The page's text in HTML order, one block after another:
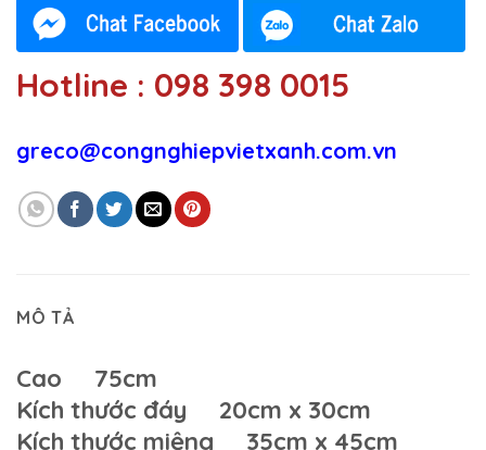
Hotline : 098 398 0015
greco@congnghiepvietxanh.com.vn
MÔ TẢ
Cao 75cm
Kích thước đáy 20cm x 30cm
Kích thước miệng 35cm x 45cm